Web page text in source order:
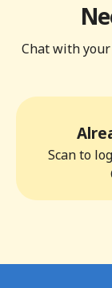
Chat with
Scan to